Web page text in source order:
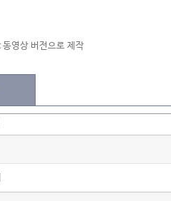
상 버전으로 제작